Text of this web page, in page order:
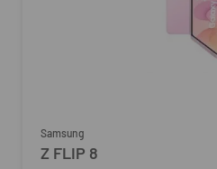
Samsung
Z FLIP 8